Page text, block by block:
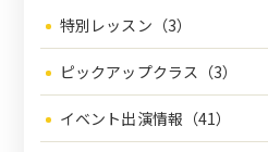
特別レッスン（3）
ピックアップクラス（3）
イベント出演情報（41）